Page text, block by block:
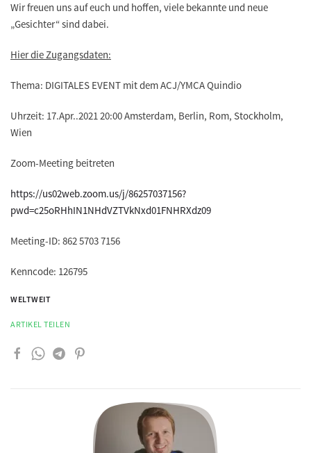
Wir freuen uns auf euch und hoffen, viele bekannte und neue
„Gesichter“ sind dabei.
Hier die Zugangsdaten:
Thema: DIGITALES EVENT mit dem ACJ/YMCA Quindio
Uhrzeit: 17.Apr..2021 20:00 Amsterdam, Berlin, Rom, Stockholm,
Wien
Zoom-Meeting beitreten
https://us02web.zoom.us/j/86257037156?
pwd=c25oRHhIN1NHdVZTVkNxd01FNHRXdz09
Meeting-ID: 862 5703 7156
Kenncode: 126795
WELTWEIT
ARTIKEL TEILEN